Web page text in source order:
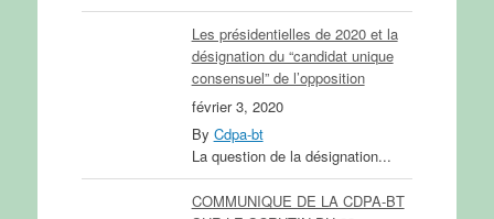
Les présidentielles de 2020 et la
désignation du “candidat unique
consensuel” de l’opposition
février 3, 2020
By Cdpa-bt
La question de la désignation...
COMMUNIQUE DE LA CDPA-BT